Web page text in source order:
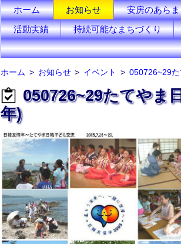
ホーム お知らせ 安房のあら
活動実績
持続可能なまちづくり
ホーム お知らせ イベント 050726~29
050726~29たてやま
年)